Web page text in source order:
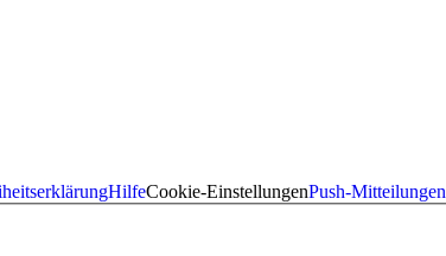
HilfeCookie-EinstellungenPush-Mitteilungen